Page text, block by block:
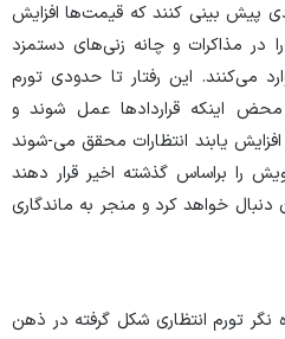
پیش بینی کنند که قیمت‌ها افزایش
در مذاکرات و چانه زنی‌های دستمزد
می‌کنند. این رفتار تا حدودی تورم
اینکه قرارداد‌ها عمل شوند و
یابند انتظارات محقق می-شوند
را براساس گذشته اخیر قرار دهند
خواهد کرد و منجر به ماندگاری
نگر تورم انتظاری شکل گرفته در ذهن